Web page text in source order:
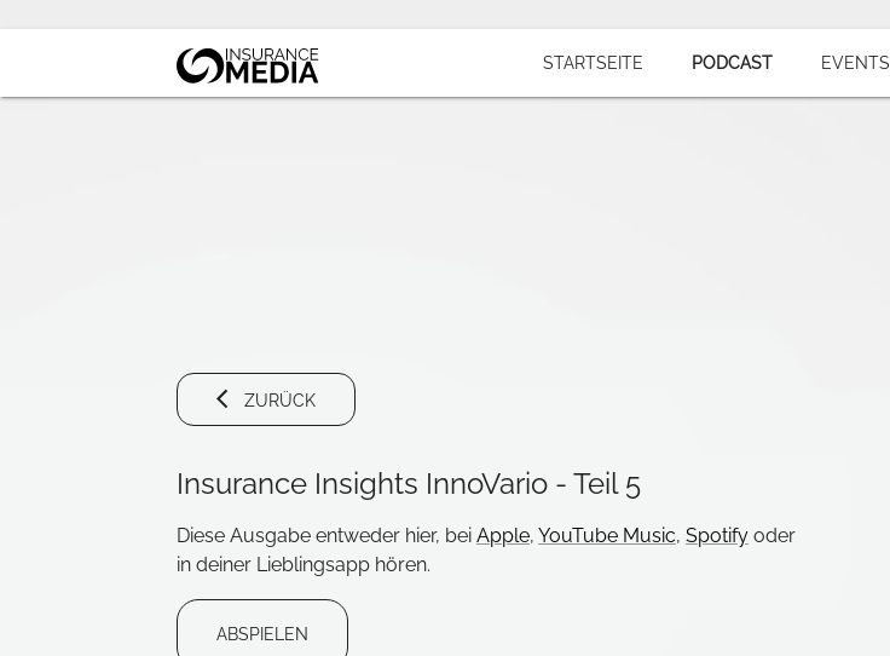
STARTSEITE PODCAST EVENTS
ZURÜCK
Insurance Insights InnoVario - Teil 5
Diese Ausgabe entweder hier, bei Apple, YouTube Music, Spotify oder
in deiner Lieblingsapp hören.
ABSPIELEN